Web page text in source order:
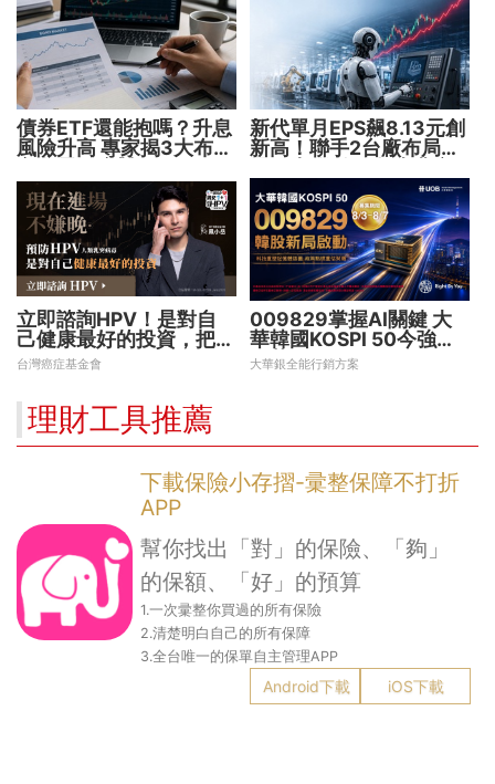
債券ETF還能抱嗎？升息
風險升高 專家揭3大布局
新代單月EPS飆8.13元創
新高！聯手2台廠布局機
機
立即諮詢HPV！是對自
己健康最好的投資，把握
現在不嫌晚！
台灣癌症基金會
009829掌握AI關鍵 大
華韓國KOSPI 50今強勢
開募
大華銀全能行銷方案
理財工具推薦
下載保險小存摺-彚整保障不打折
APP
幫你找出「對」的保險、「夠」
的保額、「好」的預算
1.一次彚整你買過的所有保險
2.清楚明白自己的所有保障
3.全台唯一的保單自主管理APP
Android下載 iOS下載